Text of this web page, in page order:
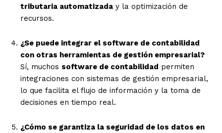
tributaria automatizada y la optimización de
recursos.
¿Se puede integrar el software de contabilidad
con otras herramientas de gestión empresarial?
Sí, muchos software de contabilidad permiten
integraciones con sistemas de gestión empresarial,
lo que facilita el flujo de información y la toma de
decisiones en tiempo real.
¿Cómo se garantiza la seguridad de los datos en